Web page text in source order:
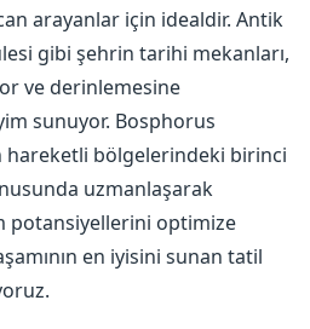
arayanlar için idealdir. Antik
gibi şehrin tarihi mekanları,
ve derinlemesine
sunuyor. Bosphorus
bölgelerindeki birinci
uzmanlaşarak
potansiyellerini optimize
en iyisini sunan tatil